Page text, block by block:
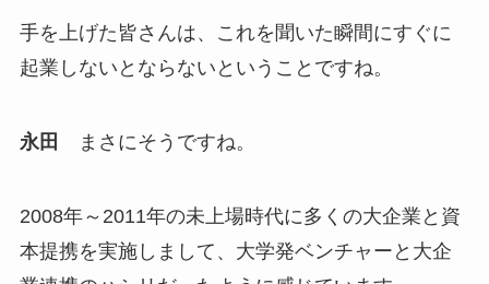
手を上げた皆さんは、これを聞いた瞬間にすぐに
起業しないとならないということですね。
永田 まさにそうですね。
2008年～2011年の未上場時代に多くの大企業と資
本提携を実施しまして、大学発ベンチャーと大企